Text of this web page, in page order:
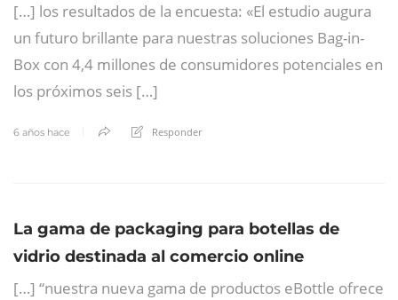
[…] los resultados de la encuesta: «El estudio augura
un futuro brillante para nuestras soluciones Bag-in-
Box con 4,4 millones de consumidores potenciales en
los próximos seis […]
6 años hace Responder
La gama de packaging para botellas de
vidrio destinada al comercio online
[…] “nuestra nueva gama de productos eBottle ofrece